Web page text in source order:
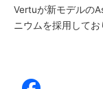
Vertuが新モデルの
ニウムを採用してお